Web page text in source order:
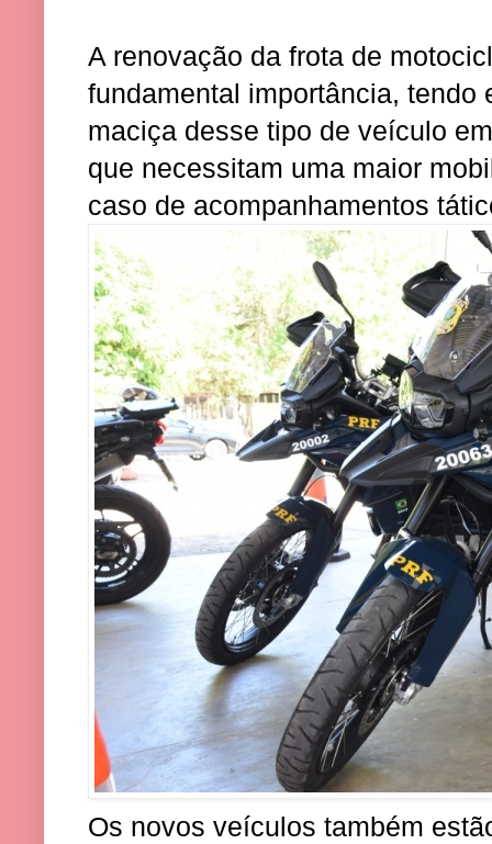
A renovação da frota de
fundamental importância, tendo
maciça desse tipo de veículo
que necessitam uma maior
caso de acompanhamentos
Os novos veículos também